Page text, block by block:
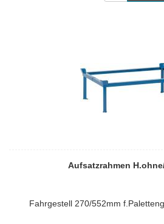
Aufsatzrahmen
Fahrgestell 270/552mm